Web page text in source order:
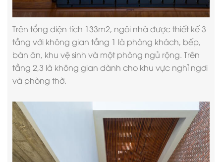
Trên tổng diện tích 133m2, ngôi nhà đượcthiết kế 3
tầng với không gian tầng 1 là phòng khách, bếp,
bàn ăn, khu vệ sinh và một phòng ngủ rộng. Trên
tầng 2,3 là không gian dành cho khu vực nghỉ ngơi
và phòng thờ.